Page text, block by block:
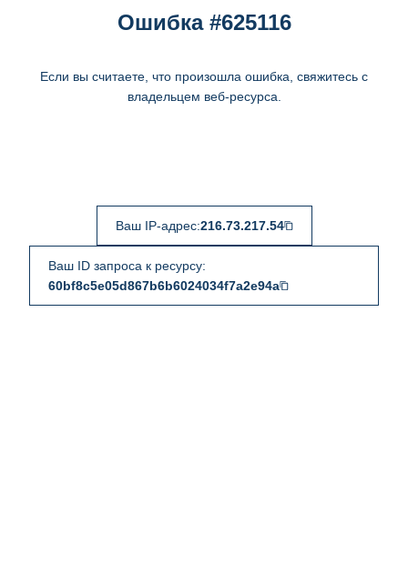
Ошибка #625116
Если вы считаете, что произошла ошибка, свяжитесь с
владельцем веб-ресурса.
Ваш IP-адрес:216.73.217.54
Ваш ID запроса к ресурсу:
60bf8c5e05d867b6b6024034f7a2e94a